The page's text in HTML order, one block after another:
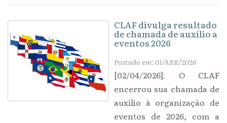
CLAF divulga resultado
de chamada de auxílio a
eventos 2026
Postado em: 01/ABR/2026
[02/04/2026]. O CLAF
encerrou sua chamada de
auxílio à organização de
eventos de 2026, com a